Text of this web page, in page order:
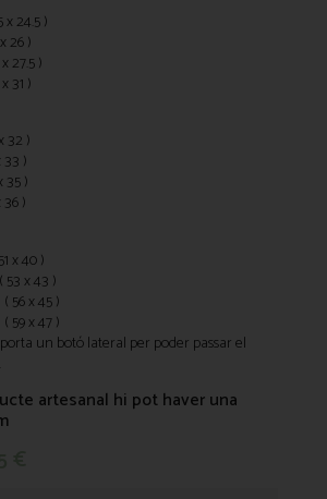
x 24.5 )
26 )
27.5 )
31 )
32 )
33 )
35 )
)
x 40 )
x 43 )
56 x 45 )
59 x 47 )
un botó lateral per poder passar el
artesanal hi pot haver una